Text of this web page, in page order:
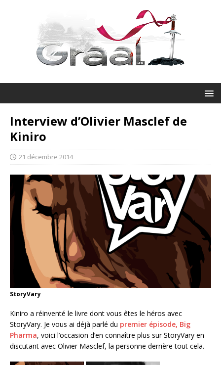
Interview d’Olivier Masclef de
Kiniro
21 décembre 2014
StoryVary
Kiniro a réinventé le livre dont vous êtes le héros avec
StoryVary. Je vous ai déjà parlé du premier épisode, Big
Pharma, voici l’occasion d’en connaître plus sur StoryVary en
discutant avec Olivier Masclef, la personne derrière tout cela.